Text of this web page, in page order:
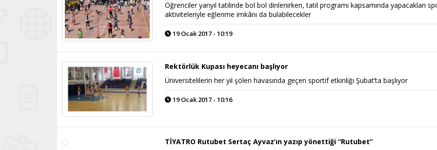
Öğrenciler yarıyıl tatilinde bol bol dinlenirken, tatil programı kapsamında yapacakları
aktiviteleriyle eğlenme imkânı da bulabilecekler
19 Ocak 2017 - 10:19
Rektörlük Kupası heyecanı başlıyor
Üniversitelilerin her yıl şölen havasında geçen sportif etkinliği Şubat’ta başlıyor
19 Ocak 2017 - 10:16
TİYATRO Rutubet Sertaç Ayvaz’ın yazıp yönettiği “Rutubet”